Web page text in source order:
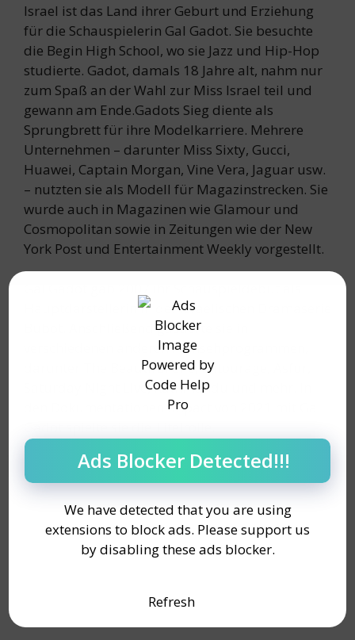
Israel ist das Land ihrer Geburt und Erziehung
für die Schauspielerin Gal Gadot. Sie besuchte
die Begin High School, wo sie Jazz und Hip-Hop
studierte. Gadot, damals 18 Jahre alt, nahm nur
zum Spaß an der Wahl zur Miss Israel teil und
gewann am Ende.Gadots Sieg diente als
Sprungbrett für ihre Modelkarriere. Mehrere
Unternehmen – darunter Miss Sixty, Gucci,
Huawei, Captain Morgan, Vine Vera, Jaguar usw.
– nutzten sie als Modell für Magazinstrecken. Sie
wurde auch in Magazinen wie Glamour und
Cosmopolitan sowie in Zeitungen wie der New
York Post und Entertainment Weekly vorgestellt.
Hauptdarstellerin in der israelischen Dramaserie
Bubot. Anschließend gastierte sie in
verschiedenen anderen Fernsehprogrammen,
darunter The Beautiful Life, Entourage, Asfur,
Saturday Night Live, Kathmandu und mehr. In
den Dokumentationen Impact von 2021 mit Gal
Ads Blocker Detected!!!
We have detected that you are using
extensions to block ads. Please support us
by disabling these ads blocker.
Refresh